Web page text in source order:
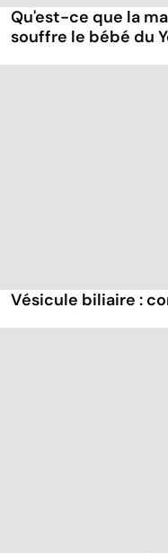
Qu'est-ce que la
souffre le bébé du
Vésicule biliaire :